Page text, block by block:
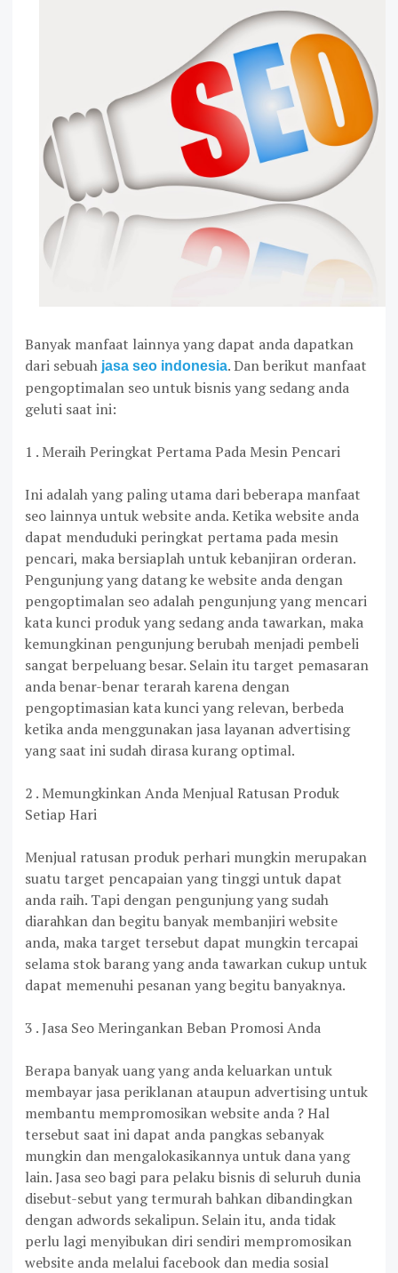
Banyak manfaat lainnya yang dapat anda dapatkan
dari sebuah jasa seo indonesia. Dan berikut manfaat
pengoptimalan seo untuk bisnis yang sedang anda
geluti saat ini:
1 . Meraih Peringkat Pertama Pada Mesin Pencari
Ini adalah yang paling utama dari beberapa manfaat
seo lainnya untuk website anda. Ketika website anda
dapat menduduki peringkat pertama pada mesin
pencari, maka bersiaplah untuk kebanjiran orderan.
Pengunjung yang datang ke website anda dengan
pengoptimalan seo adalah pengunjung yang mencari
kata kunci produk yang sedang anda tawarkan, maka
kemungkinan pengunjung berubah menjadi pembeli
sangat berpeluang besar. Selain itu target pemasaran
anda benar-benar terarah karena dengan
pengoptimasian kata kunci yang relevan, berbeda
ketika anda menggunakan jasa layanan advertising
yang saat ini sudah dirasa kurang optimal.
2 . Memungkinkan Anda Menjual Ratusan Produk
Setiap Hari
Menjual ratusan produk perhari mungkin merupakan
suatu target pencapaian yang tinggi untuk dapat
anda raih. Tapi dengan pengunjung yang sudah
diarahkan dan begitu banyak membanjiri website
anda, maka target tersebut dapat mungkin tercapai
selama stok barang yang anda tawarkan cukup untuk
dapat memenuhi pesanan yang begitu banyaknya.
3 . Jasa Seo Meringankan Beban Promosi Anda
Berapa banyak uang yang anda keluarkan untuk
membayar jasa periklanan ataupun advertising untuk
membantu mempromosikan website anda ? Hal
tersebut saat ini dapat anda pangkas sebanyak
mungkin dan mengalokasikannya untuk dana yang
lain. Jasa seo bagi para pelaku bisnis di seluruh dunia
disebut-sebut yang termurah bahkan dibandingkan
dengan adwords sekalipun. Selain itu, anda tidak
perlu lagi menyibukan diri sendiri mempromosikan
website anda melalui facebook dan media sosial